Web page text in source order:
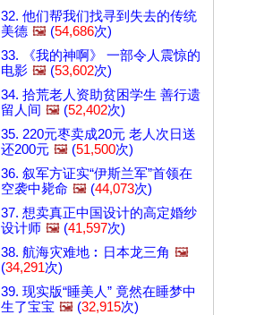
32. 他们帮我们找寻到失去的传统
美德 🖼️ (54,686次)
33. 《我的神啊》 一部令人震惊的
电影 🖼️ (53,602次)
34. 拾荒老人资助贫困学生 善行遗
留人间 🖼️ (52,402次)
35. 220元枣卖成20元 老人次日送
还200元 🖼️ (51,500次)
36. 叙军方证实“伊斯兰军”首领在
空袭中毙命 🖼️ (44,073次)
37. 想卖真正中国设计的高定婚纱
设计师 🖼️ (41,597次)
38. 航海灾难地︰日本龙三角 🖼️
(34,291次)
39. 现实版“睡美人” 竟然在睡梦中
生了宝宝 🖼️ (32,915次)